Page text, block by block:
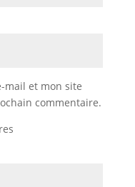
mail et mon site
commentaire.